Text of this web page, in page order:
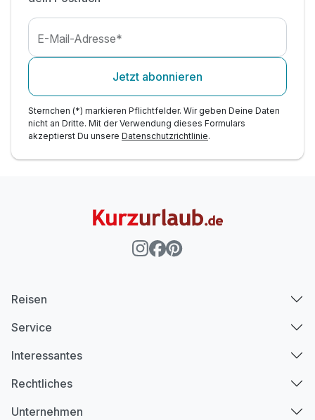
E-Mail-Adresse*
Jetzt abonnieren
Sternchen (*) markieren Pflichtfelder. Wir geben Deine Daten
nicht an Dritte. Mit der Verwendung dieses Formulars
akzeptierst Du unsere Datenschutzrichtlinie.
Reisen
Service
Interessantes
Rechtliches
Unternehmen